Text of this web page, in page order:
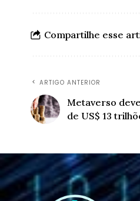
Compartilhe esse
ARTIGO ANTERIOR
Metaverso
de US$ 13